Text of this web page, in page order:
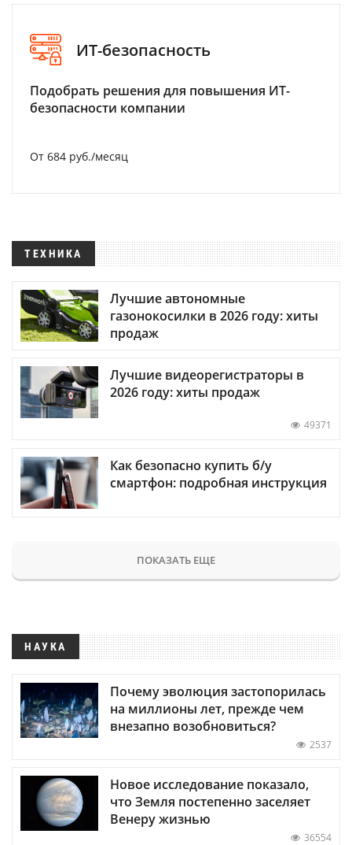
ИТ-безопасность
Подобрать решения для повышения ИТ-
безопасности компании
От 684 руб./месяц
ТЕХНИКА
Лучшие автономные
газонокосилки в 2026 году: хиты
продаж
Лучшие видеорегистраторы в
2026 году: хиты продаж
49371
Как безопасно купить б/у
смартфон: подробная инструкция
ПОКАЗАТЬ ЕЩЕ
НАУКА
Почему эволюция застопорилась
на миллионы лет, прежде чем
внезапно возобновиться?
2537
Новое исследование показало,
что Земля постепенно заселяет
Венеру жизнью
36554